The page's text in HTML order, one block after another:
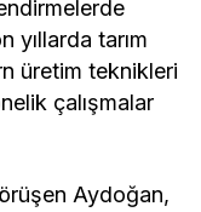
yıllarda tarım
üretim teknikleri
çalışmalar
Aydoğan,